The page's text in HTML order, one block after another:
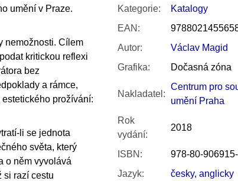
umění v Praze.
nemožnosti. Cílem
kritickou reflexi
bez
a rámce,
prožívání:
li se jednota
světa, který
o něm vyvolává
si razí cestu
Kategorie:
Katalogy
EAN :
Autor:
Václav Magid
Grafika: Dočasná zóna
Nakladatel :
Centrum pro
umění Praha
Rok
vydání:
2018
ISBN :
978-80-
Jazyk: česky, anglicky